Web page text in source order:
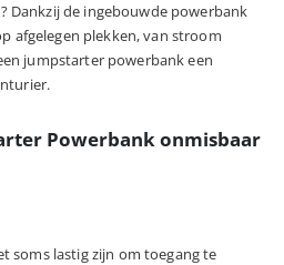
de ingebouwde powerbank
afgelegen plekken, van stroom
jumpstarter powerbank een
Powerbank onmisbaar
soms lastig zijn om toegang te